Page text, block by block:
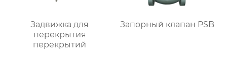
Задвижка для
перекрытия
перекрытий
Запорный клапан PSB